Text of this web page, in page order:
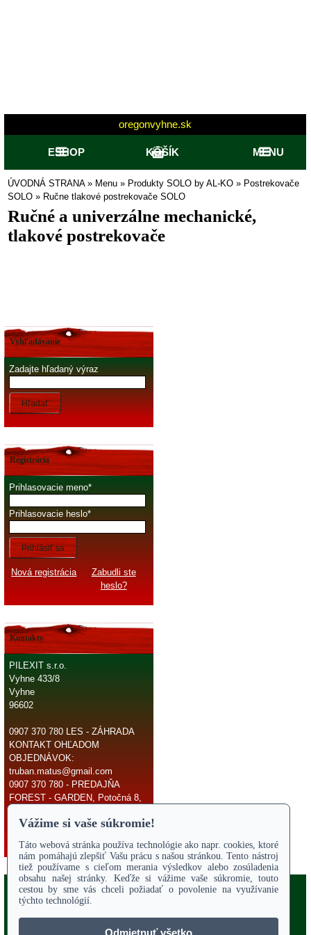
oregonvyhne.sk
ESHOP KOŠÍK MENU
ÚVODNÁ STRANA» Menu » Produkty SOLO by AL-KO » Postrekovače
SOLO » Ručne tlakové postrekovače SOLO
Ručné a univerzálne mechanické,
tlakové postrekovače
Vyhľadávanie
Zadajte hľadaný výraz
Hľadať
Registrácia
Prihlasovacie meno
Prihlasovacie heslo
Prihlásiť sa
Nová registrácia
Zabudli ste
heslo?
Kontakty
PILEXIT s.r.o.
Vyhne 433/8
Vyhne
96602
0907 370 780 LES - ZÁHRADA
KONTAKT OHĽADOM
OBJEDNÁVOK:
truban.matus@gmail.com
0907 370 780 - PREDAJŇA
FOREST - GARDEN, Potočná 8,
Copyright 2017Odstúpiť od zmluvy
ÚVODNÁ STRANA